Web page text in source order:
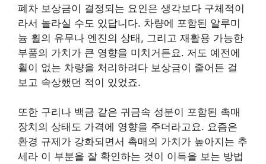
폐차 보상금이 결정되는 요인은 생각보다 구체적이
라서 놀라실 수도 있답니다. 차량에 포함된 알루미
늄 휠의 유무나 엔진의 상태, 그리고 재활용 가능한
부품의 가치가 큰 영향을 미치거든요. 저도 예전에
휠이 없는 차량을 처리하려다 보상금이 줄어든 걸
보고 속상했던 적이 있었죠.
또한 구리나 백금 같은 귀금속 성분이 포함된 촉매
장치의 상태도 가격에 영향을 주더라고요. 요즘은
환경 규제가 강화되면서 촉매의 가치가 높아지는 추
세라 이 부분을 잘 확인하는 것이 이득을 보는 방법